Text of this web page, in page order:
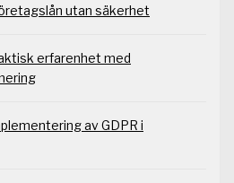
utan säkerhet
erfarenhet med
av GDPR i